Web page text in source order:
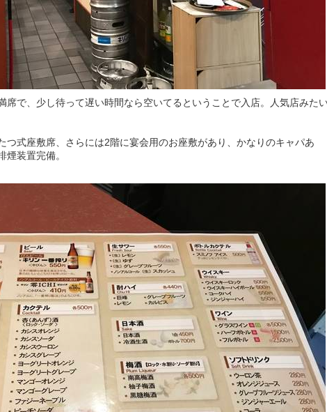
席で、少し待って遅い時間なら空いてるということで入店。人気店みた
つ式座敷席、さらには2階に宴会用のお座敷があり、かなりのキャパあ
煙装置完備。